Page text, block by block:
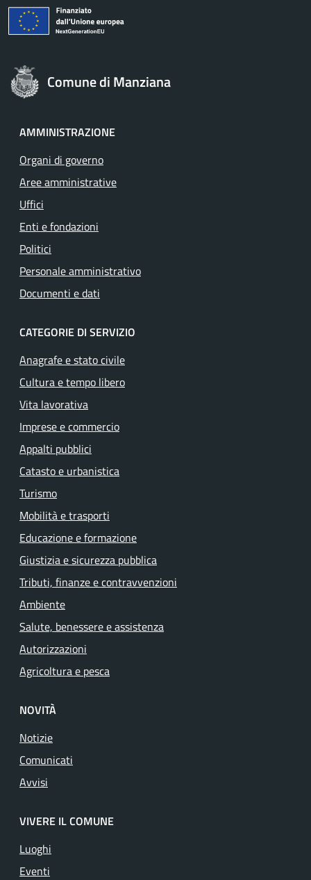
Comune di Manziana
AMMINISTRAZIONE
Organi di governo
Aree amministrative
Uffici
Enti e fondazioni
Politici
Personale amministrativo
Documenti e dati
CATEGORIE DI SERVIZIO
Anagrafe e stato civile
Cultura e tempo libero
Vita lavorativa
Imprese e commercio
Appalti pubblici
Catasto e urbanistica
Turismo
Mobilità e trasporti
Educazione e formazione
Giustizia e sicurezza pubblica
Tributi, finanze e contravvenzioni
Ambiente
Salute, benessere e assistenza
Autorizzazioni
Agricoltura e pesca
NOVITÀ
Notizie
Comunicati
Avvisi
VIVERE IL COMUNE
Luoghi
Eventi